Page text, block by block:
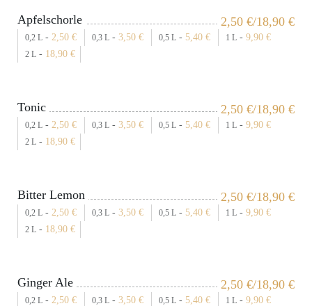
2,50 €/18,90 €
Apfelschorle
0,2 L - 2,50 € 0,3 L - 3,50 € 0,5 L - 5,40 € 1 L - 9,90 €
2 L - 18,90 €
2,50 €/18,90 €
Tonic
0,2 L - 2,50 € 0,3 L - 3,50 € 0,5 L - 5,40 € 1 L - 9,90 €
2 L - 18,90 €
2,50 €/18,90 €
Bitter Lemon
0,2 L - 2,50 € 0,3 L - 3,50 € 0,5 L - 5,40 € 1 L - 9,90 €
2 L - 18,90 €
2,50 €/18,90 €
Ginger Ale
0,2 L - 2,50 € 0,3 L - 3,50 € 0,5 L - 5,40 € 1 L - 9,90 €